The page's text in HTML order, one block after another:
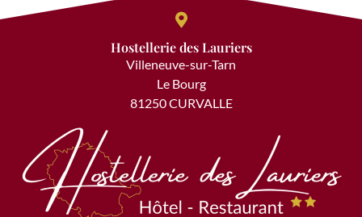
Hostellerie des Lauriers
Villeneuve-sur-Tarn
Le Bourg
81250 CURVALLE